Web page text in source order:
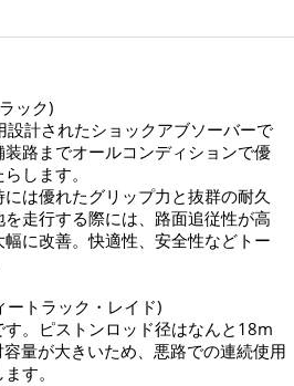
ック)
設計されたショックアブソーバーで
路までオールコンディションで優
します。
は優れたグリップ力と抜群の耐久
走行する際には、路面追従性が高
に改善。快適性、安全性などトー
ートラック・レイド)
。ピストンロッド径はなんと18m
量が大きいため、悪路での連続使用
す。